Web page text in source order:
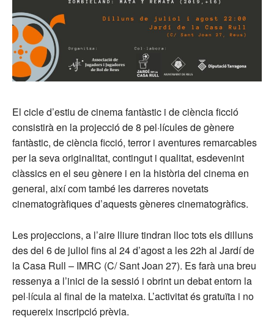
El cicle d’estiu de cinema fantàstic i de ciència ficció
consistirà en la projecció de 8 pel·lícules de gènere
fantàstic, de ciència ficció, terror i aventures remarcables
per la seva originalitat, contingut i qualitat, esdevenint
clàssics en el seu gènere i en la història del cinema en
general, així com també les darreres novetats
cinematogràfiques d’aquests gèneres cinematogràfics.
Les projeccions, a l’aire lliure tindran lloc tots els dilluns
des del 6 de juliol fins al 24 d’agost a les 22h al Jardí de
la Casa Rull – IMRC (C/ Sant Joan 27). Es farà una breu
ressenya a l’inici de la sessió i obrint un debat entorn la
pel·lícula al final de la mateixa. L’activitat és gratuïta i no
requereix inscripció prèvia.